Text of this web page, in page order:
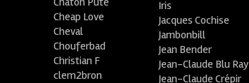
Cheap Love
Cheval
Chouferbad
Christian F
clem2bron
Iris
Jacques Cochise
Jambonbill
Jean Bender
Jean-Claude Blu Ray
Jean-Claude Crépir